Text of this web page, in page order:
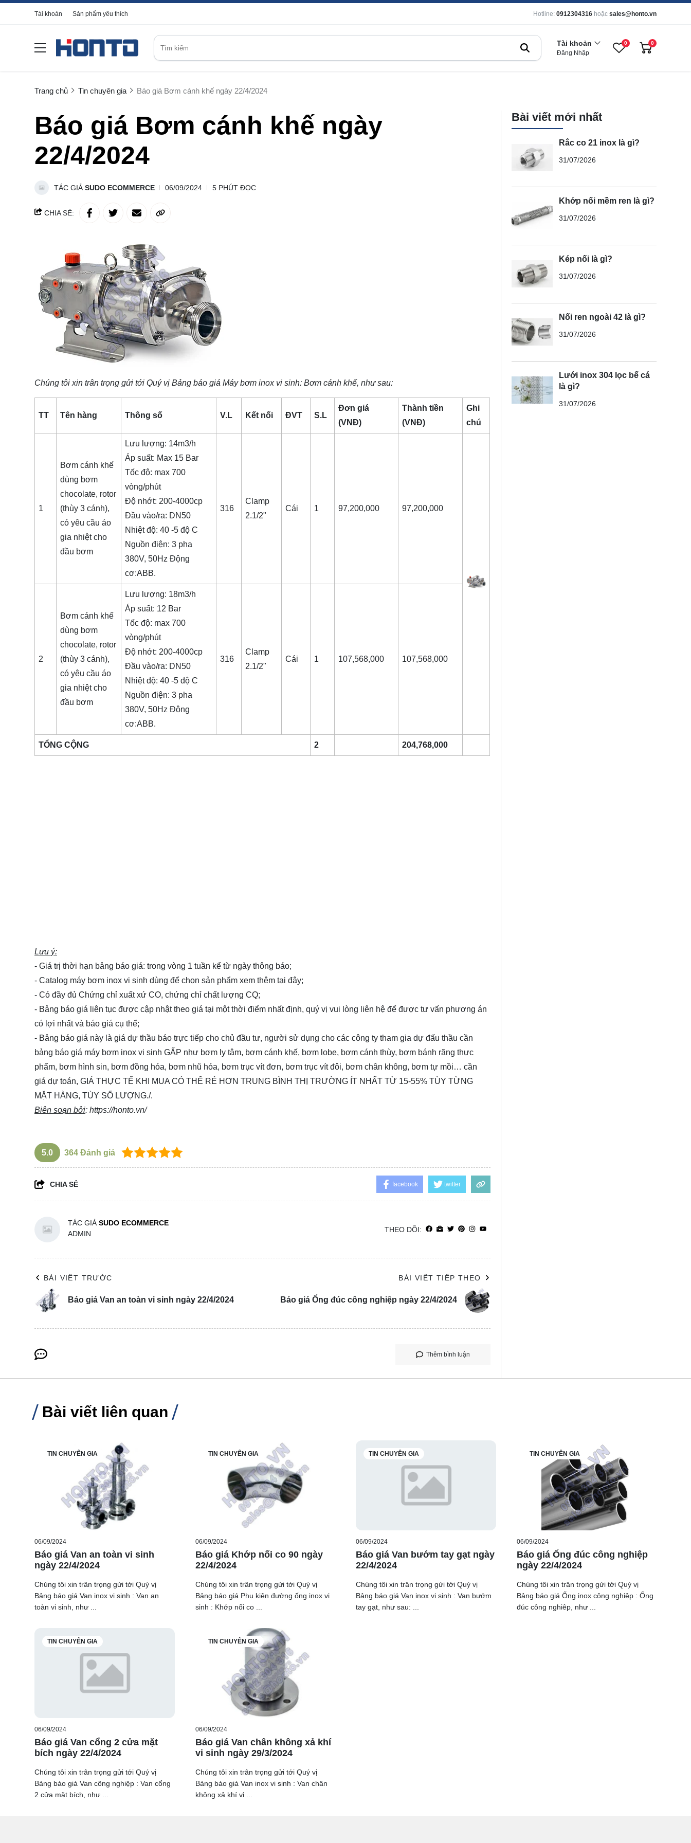
Tài khoản Sản phẩm yêu thích Hotline: 0912304316 hoặc sales@honto.vn
Tài khoản
Đăng Nhập
0 0
Trang chủ Tin chuyên gia Báo giá Bơm cánh khế ngày 22/4/2024
Báo giá Bơm cánh khế ngày
22/4/2024
TÁC GIẢ SUDO ECOMMERCE 06/09/2024 5 PHÚT ĐỌC
CHIA SẺ:
Chúng tôi xin trân trọng gửi tới Quý vị Bảng báo giá Máy bơm inox vi sinh: Bơm cánh khế, như sau:
TT Tên hàng Thông số V.L Kết nối ĐVT S.L
Đơn giá
(VNĐ)
Thành tiền
(VNĐ)
Ghi
chú
1
Bơm cánh khế
dùng bơm
chocolate, rotor
(thùy 3 cánh),
có yêu cầu áo
gia nhiệt cho
đầu bơm
Lưu lượng: 14m3/h
Áp suất: Max 15 Bar
Tốc độ: max 700
vòng/phút
Độ nhớt: 200-4000cp
Đầu vào/ra: DN50
Nhiệt độ: 40 -5 độ C
Nguồn điện: 3 pha
380V, 50Hz Động
cơ:ABB.
316
Clamp
2.1/2"
Cái 1 97,200,000 97,200,000
2
Bơm cánh khế
dùng bơm
chocolate, rotor
(thùy 3 cánh),
có yêu cầu áo
gia nhiệt cho
đầu bơm
Lưu lượng: 18m3/h
Áp suất: 12 Bar
Tốc độ: max 700
vòng/phút
Độ nhớt: 200-4000cp
Đầu vào/ra: DN50
Nhiệt độ: 40 -5 độ C
Nguồn điện: 3 pha
380V, 50Hz Động
cơ:ABB.
316
Clamp
2.1/2"
Cái 1 107,568,000 107,568,000
TỔNG CỘNG 2 204,768,000
Lưu ý:
- Giá trị thời hạn bảng báo giá: trong vòng 1 tuần kể từ ngày thông báo;
- Catalog máy bơm inox vi sinh dùng để chọn sản phẩm xem thêm tại đây;
- Có đầy đủ Chứng chỉ xuất xứ CO, chứng chỉ chất lượng CQ;
- Bảng báo giá liên tục được cập nhật theo giá tại một thời điểm nhất định, quý vị vui lòng liên hệ để được tư vấn phương án
có lợi nhất và báo giá cụ thể;
- Bảng báo giá này là giá dự thầu báo trực tiếp cho chủ đầu tư, người sử dụng cho các công ty tham gia dự đấu thầu cần
bảng báo giá máy bơm inox vi sinh GẤP như bơm ly tâm, bơm cánh khế, bơm lobe, bơm cánh thùy, bơm bánh răng thực
phẩm, bơm hình sin, bơm đồng hóa, bơm nhũ hóa, bơm trục vít đơn, bơm trục vít đôi, bơm chân không, bơm tự mồi… cần
giá dự toán, GIÁ THỰC TẾ KHI MUA CÓ THỂ RẺ HƠN TRUNG BÌNH THỊ TRƯỜNG ÍT NHẤT TỪ 15-55% TÙY TỪNG
MẶT HÀNG, TÙY SỐ LƯỢNG./.
Biên soạn bởi: https://honto.vn/
5.0 364 Đánh giá
CHIA SẺ facebook twitter
TÁC GIẢ SUDO ECOMMERCE
ADMIN
THEO DÕI:
BÀI VIẾT TRƯỚC
Báo giá Van an toàn vi sinh ngày 22/4/2024
BÀI VIẾT TIẾP THEO
Báo giá Ống đúc công nghiệp ngày 22/4/2024
Thêm bình luận
Bài viết mới nhất
Rắc co 21 inox là gì?
31/07/2026
Khớp nối mềm ren là gì?
31/07/2026
Kép nối là gì?
31/07/2026
Nối ren ngoài 42 là gì?
31/07/2026
Lưới inox 304 lọc bể cá
là gì?
31/07/2026
Bài viết liên quan
TIN CHUYÊN GIA
06/09/2024
Báo giá Van an toàn vi sinh
ngày 22/4/2024
Chúng tôi xin trân trọng gửi tới Quý vị
Bảng báo giá Van inox vi sinh : Van an
toàn vi sinh, như ...
TIN CHUYÊN GIA
06/09/2024
Báo giá Khớp nối co 90 ngày
22/4/2024
Chúng tôi xin trân trọng gửi tới Quý vị
Bảng báo giá Phụ kiện đường ống inox vi
sinh : Khớp nối co ...
TIN CHUYÊN GIA
06/09/2024
Báo giá Van bướm tay gạt ngày
22/4/2024
Chúng tôi xin trân trọng gửi tới Quý vị
Bảng báo giá Van inox vi sinh : Van bướm
tay gạt, như sau: ...
TIN CHUYÊN GIA
06/09/2024
Báo giá Ống đúc công nghiệp
ngày 22/4/2024
Chúng tôi xin trân trọng gửi tới Quý vị
Bảng báo giá Ống inox công nghiệp : Ống
đúc công nghiêp, như ...
TIN CHUYÊN GIA
06/09/2024
Báo giá Van cổng 2 cửa mặt
bích ngày 22/4/2024
Chúng tôi xin trân trọng gửi tới Quý vị
Bảng báo giá Van công nghiệp : Van cổng
2 cửa mặt bích, như ...
TIN CHUYÊN GIA
06/09/2024
Báo giá Van chân không xả khí
vi sinh ngày 29/3/2024
Chúng tôi xin trân trọng gửi tới Quý vị
Bảng báo giá Van inox vi sinh : Van chân
không xả khí vi ...